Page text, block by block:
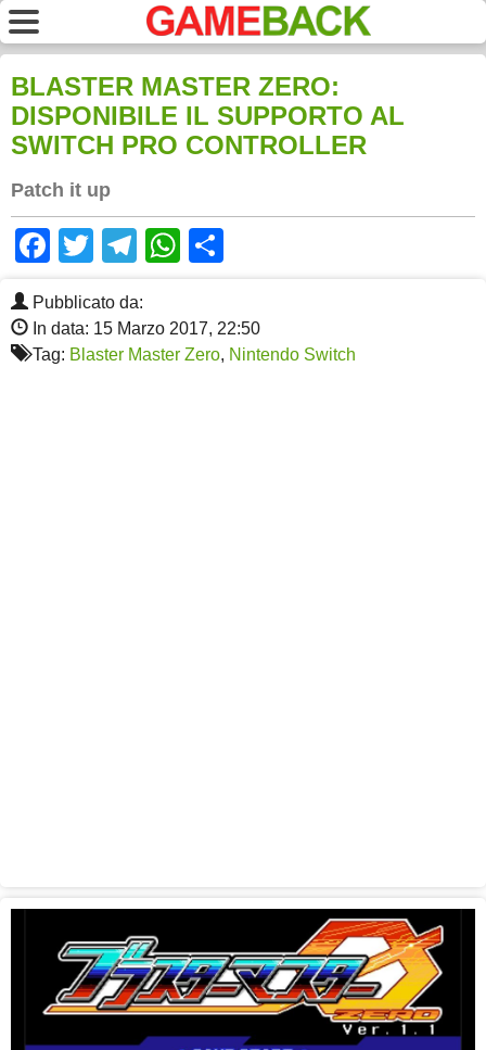
BLASTER MASTER ZERO:
DISPONIBILE IL SUPPORTO AL
SWITCH PRO CONTROLLER
Patch it up
Facebook
TwitterTelegram
WhatsApp
Pubblicato da:
In data: 15 Marzo 2017, 22:50
Tag: Blaster Master Zero, Nintendo Switch